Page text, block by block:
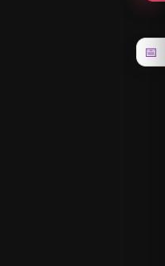
📅